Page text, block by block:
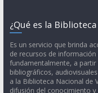
¿Qué es la
Es un servicio que brinda
de recursos de
fundamentalmente, a
bibliográficos,
a la Biblioteca Nacional de
difusión del conocimiento